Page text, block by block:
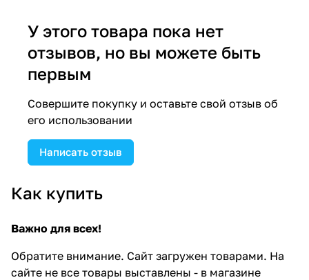
У этого товара пока нет
отзывов, но вы можете быть
первым
Совершите покупку и оставьте свой отзыв об
его использовании
Написать отзыв
Как купить
Важно для всех!
Обратите внимание. Сайт загружен товарами. На
сайте не все товары выставлены - в магазине